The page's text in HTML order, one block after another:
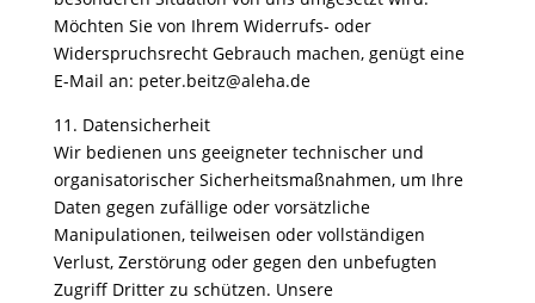
Möchten Sie von Ihrem Widerrufs- oder
Widerspruchsrecht Gebrauch machen, genügt eine
E-Mail an: peter.beitz@aleha.de
11. Datensicherheit
Wir bedienen uns geeigneter technischer und
organisatorischer Sicherheitsmaßnahmen, um Ihre
Daten gegen zufällige oder vorsätzliche
Manipulationen, teilweisen oder vollständigen
Verlust, Zerstörung oder gegen den unbefugten
Zugriff Dritter zu schützen. Unsere